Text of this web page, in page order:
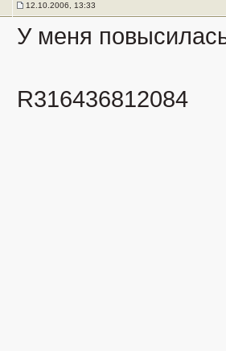
12.10.2006, 13:33
У меня
R316436812084